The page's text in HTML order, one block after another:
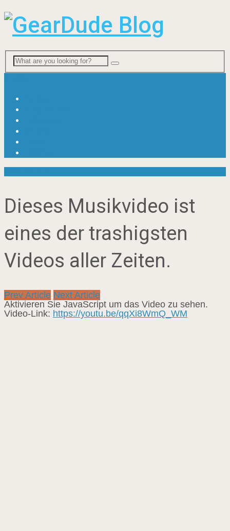
Dieses Musikvideo ist
eines der trashigsten
Videos aller Zeiten.
Prev Article Next Article
Aktivieren Sie JavaScript um das Video zu sehen.
Video-Link: https://youtu.be/qqXi8WmQ_WM